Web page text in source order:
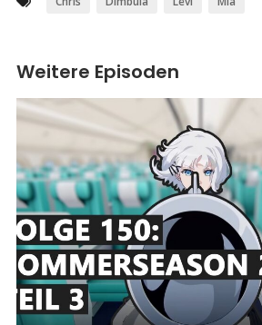
Weitere Episoden